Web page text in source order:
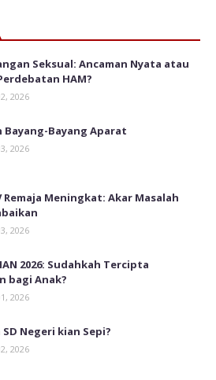
Seksual: Ancaman Nyata atau
HAM?
2026
Bayang-Bayang Aparat
2026
Remaja Meningkat: Akar Masalah
2026
2026: Sudahkah Tercipta
bagi Anak?
2026
Negeri kian Sepi?
2026